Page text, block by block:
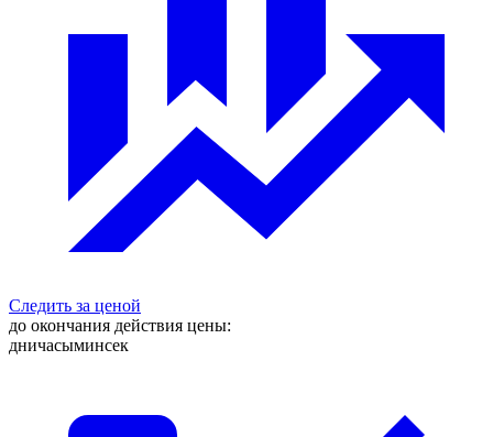
Следить за ценой
до окончания действия цены:
дничасыминсек